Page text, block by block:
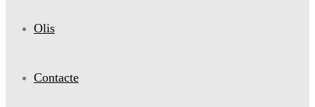
Olis
Contacte